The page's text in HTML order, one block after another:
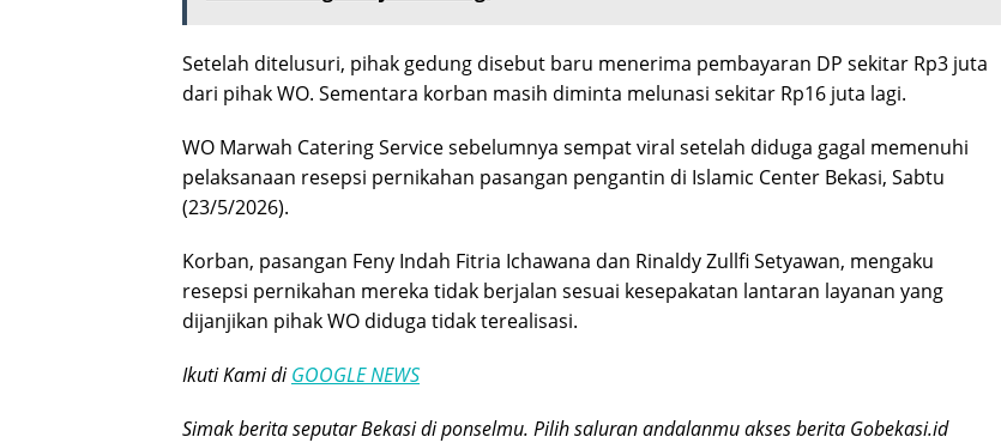
Setelah ditelusuri, pihak gedung disebut baru menerima pembayaran DP sekitar Rp3 juta
dari pihak WO. Sementara korban masih diminta melunasi sekitar Rp16 juta lagi.
WO Marwah Catering Service sebelumnya sempat viral setelah diduga gagal memenuhi
pelaksanaan resepsi pernikahan pasangan pengantin di Islamic Center Bekasi, Sabtu
(23/5/2026).
Korban, pasangan Feny Indah Fitria Ichawana dan Rinaldy Zullfi Setyawan, mengaku
resepsi pernikahan mereka tidak berjalan sesuai kesepakatan lantaran layanan yang
dijanjikan pihak WO diduga tidak terealisasi.
Ikuti Kami diGOOGLE NEWS
Simak berita seputar Bekasi di ponselmu. Pilih saluran andalanmu akses berita Gobekasi.id